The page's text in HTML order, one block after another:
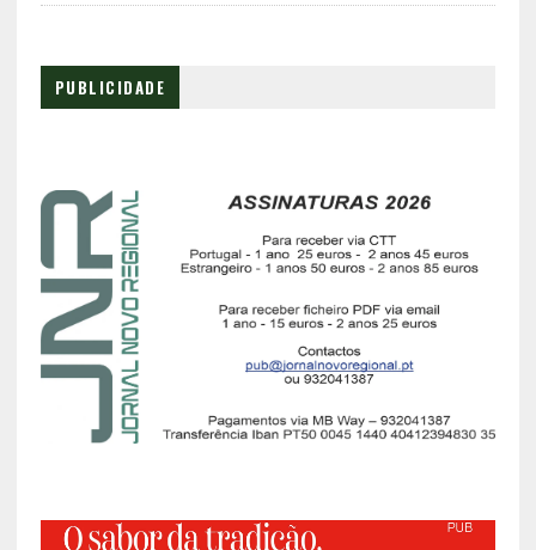
PUBLICIDADE